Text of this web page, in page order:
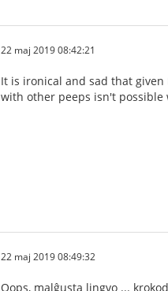
22 maj 2019 08:42:21
It is ironical and sad that
with other peeps isn't possible
22 maj 2019 08:49:32
Oops, malĝusta lingvo ...